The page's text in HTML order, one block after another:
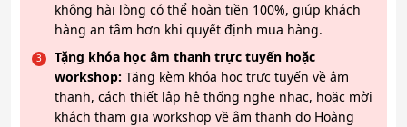
không hài lòng có thể hoàn tiền 100%, giúp khách
hàng an tâm hơn khi quyết định mua hàng.
Tặng khóa học âm thanh trực tuyến hoặc
workshop: Tặng kèm khóa học trực tuyến về âm
thanh, cách thiết lập hệ thống nghe nhạc, hoặc mời
khách tham gia workshop về âm thanh do Hoàng